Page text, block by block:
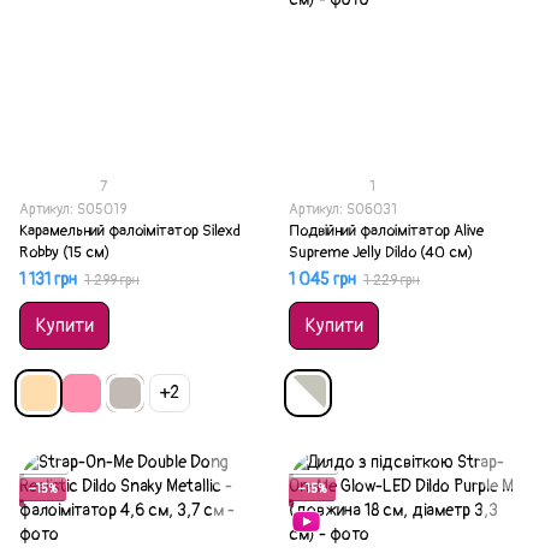
7
Артикул: SO5019
Карамельний фалоімітатор Silexd
Robby (15 см)
1 131 грн 1 299 грн
Купити
+2
1
Артикул: SO6031
Подвійний фалоімітатор Alive
Supreme Jelly Dildo (40 см)
1 045 грн 1 229 грн
Купити
Акція
−15%
Акція
−15%